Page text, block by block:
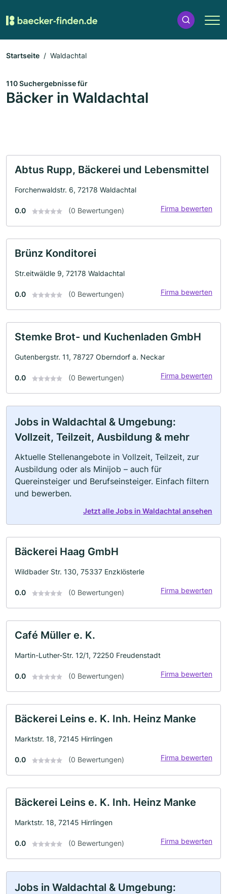
Startseite Waldachtal
110 Suchergebnisse für
Bäcker in Waldachtal
Abtus Rupp, Bäckerei und Lebensmittel
Forchenwaldstr. 6, 72178 Waldachtal
0.0 (0 Bewertungen) Firma bewerten
Brünz Konditorei
Str.eitwäldle 9, 72178 Waldachtal
0.0 (0 Bewertungen) Firma bewerten
Stemke Brot- und Kuchenladen GmbH
Gutenbergstr. 11, 78727 Oberndorf a. Neckar
0.0 (0 Bewertungen) Firma bewerten
Jobs in Waldachtal & Umgebung:
Vollzeit, Teilzeit, Ausbildung & mehr
Aktuelle Stellenangebote in Vollzeit, Teilzeit, zur
Ausbildung oder als Minijob – auch für
Quereinsteiger und Berufseinsteiger. Einfach filtern
und bewerben.
Jetzt alle Jobs in Waldachtal ansehen
Bäckerei Haag GmbH
Wildbader Str. 130, 75337 Enzklösterle
0.0 (0 Bewertungen) Firma bewerten
Café Müller e. K.
Martin-Luther-Str. 12/1, 72250 Freudenstadt
0.0 (0 Bewertungen) Firma bewerten
Bäckerei Leins e. K. Inh. Heinz Manke
Marktstr. 18, 72145 Hirrlingen
0.0 (0 Bewertungen) Firma bewerten
Bäckerei Leins e. K. Inh. Heinz Manke
Marktstr. 18, 72145 Hirrlingen
0.0 (0 Bewertungen) Firma bewerten
Jobs in Waldachtal & Umgebung: